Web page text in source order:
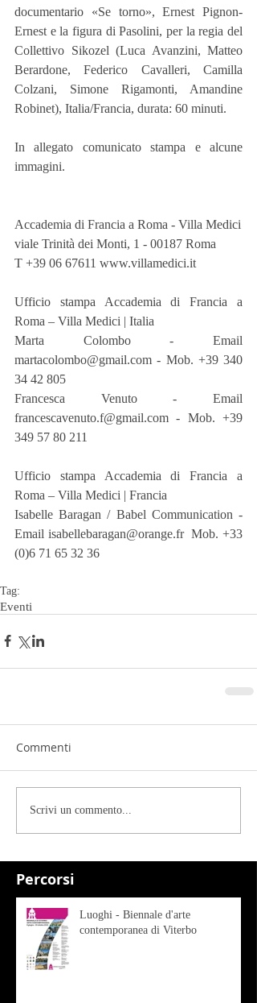
Percorsi
documentario «Se torno», Ernest Pignon-
Ernest e la figura di Pasolini, per la regia del
Collettivo Sikozel (Luca Avanzini, Matteo
Berardone, Federico Cavalleri, Camilla
Colzani, Simone Rigamonti, Amandine
Robinet), Italia/Francia, durata: 60 minuti.
In allegato comunicato stampa e alcune
immagini.
Accademia di Francia a Roma - Villa Medici
viale Trinità dei Monti, 1 - 00187 Roma
T +39 06 67611 www.villamedici.it
Ufficio stampa Accademia di Francia a
Roma – Villa Medici | Italia
Marta Colombo - Email
martacolombo@gmail.com - Mob. +39 340
34 42 805
Francesca Venuto - Email
francescavenuto.f@gmail.com - Mob. +39
349 57 80 211
Ufficio stampa Accademia di Francia a
Roma – Villa Medici | Francia
Isabelle Baragan / Babel Communication -
Email isabellebaragan@orange.fr  Mob. +33
(0)6 71 65 32 36
Tag:
Eventi
Commenti
Scrivi un commento...
Luoghi - Biennale d'arte
contemporanea di Viterbo